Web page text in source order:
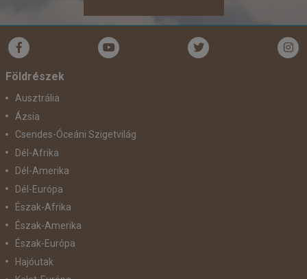
Földrészek
Ausztrália
Ázsia
Csendes-Óceáni Szigetvilág
Dél-Afrika
Dél-Amerika
Dél-Európa
Észak-Afrika
Észak-Amerika
Észak-Európa
Hajóutak